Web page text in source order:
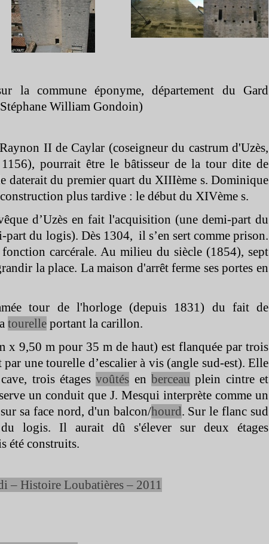
la commune éponyme, département du Gard
William Gondoin)
II de Caylar (coseigneur du castrum d'Uzès,
pourrait être le bâtisseur de la tour dite de
daterait du premier quart du XIIIème s. Dominique
plus tardive : le début du XIVème s.
d’Uzès en fait l'acquisition (une demi-part du
part du logis). Dès 1304, il s’en sert comme prison.
carcérale. Au milieu du siècle (1854), sept
la place. La maison d'arrêt ferme ses portes en
tour de l'horloge (depuis 1831) du fait de
tourelle portant la carillon.
x 9,50 m pour 35 m de haut) est flanquée par trois
par une tourelle d’escalier à vis (angle sud-est). Elle
trois étagesvoûtés en berceau plein cintre et
un conduit que J. Mesqui interprète comme un
sa face nord, d'un balcon/hourd. Sur le flanc sud
du logis. Il aurait dû s'élever sur deux étages
été construits.
– Histoire Loubatières – 2011